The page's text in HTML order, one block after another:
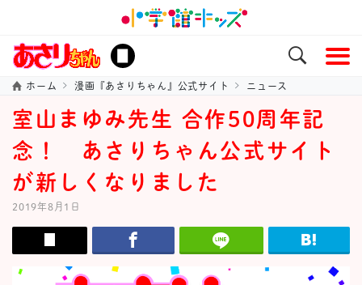
ホーム 漫画『あさりちゃん』公式サイト ニュース
室山まゆみ先生 合作50周年記
念！ あさりちゃん公式サイト
が新しくなりました
2019年8月1日